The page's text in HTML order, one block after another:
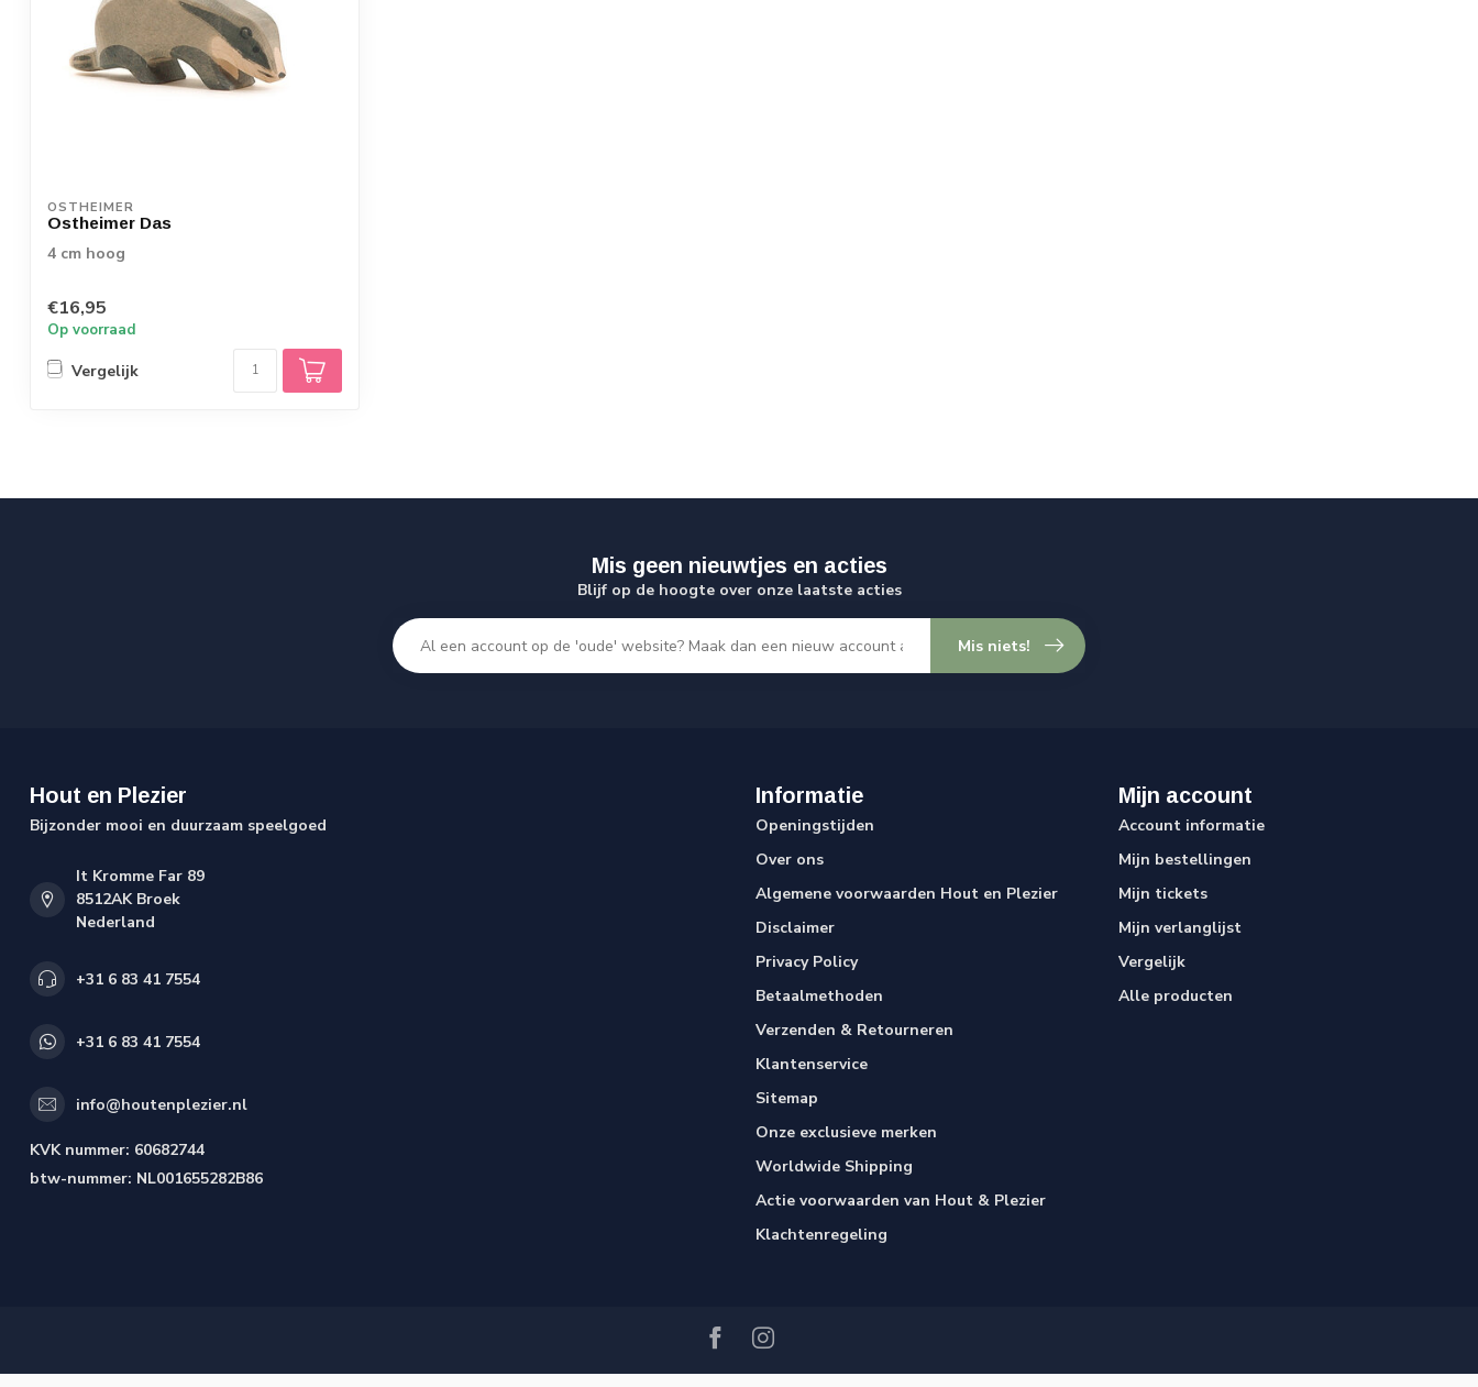
OSTHEIMER
Ostheimer Das
4 cm hoog
€16,95
Op voorraad
Vergelijk
Mis geen nieuwtjes en acties
Blijf op de hoogte over onze laatste acties
Mis niets!
Hout en Plezier
Bijzonder mooi en duurzaam speelgoed
It Kromme Far 89
8512AK Broek
Nederland
+31 6 83 41 7554
+31 6 83 41 7554
info@houtenplezier.nl
KVK nummer: 60682744
btw-nummer: NL001655282B86
Informatie
Openingstijden
Over ons
Algemene voorwaarden Hout en Plezier
Disclaimer
Privacy Policy
Betaalmethoden
Verzenden & Retourneren
Klantenservice
Sitemap
Onze exclusieve merken
Worldwide Shipping
Actie voorwaarden van Hout & Plezier
Klachtenregeling
Mijn account
Account informatie
Mijn bestellingen
Mijn tickets
Mijn verlanglijst
Vergelijk
Alle producten